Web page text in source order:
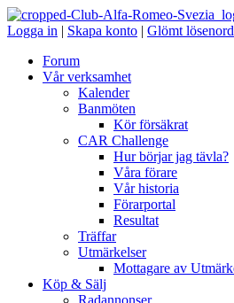
Logga in | Skapa konto | Glömt lösenord
Forum
Vår verksamhet
Kalender
Banmöten
Kör försäkrat
CAR Challenge
Hur börjar jag tävla?
Våra förare
Vår historia
Förarportal
Resultat
Träffar
Utmärkelser
Mottagare av
Köp & Sälj
Radannonser